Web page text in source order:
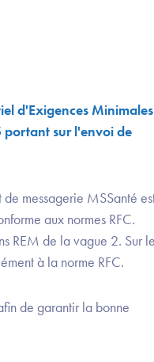
d'Exigences Minimales
portant sur l'envoi de
messagerie MSSanté
aux normes RFC.
REM de la vague 2. Sur le
à la norme RFC.
de garantir la bonne